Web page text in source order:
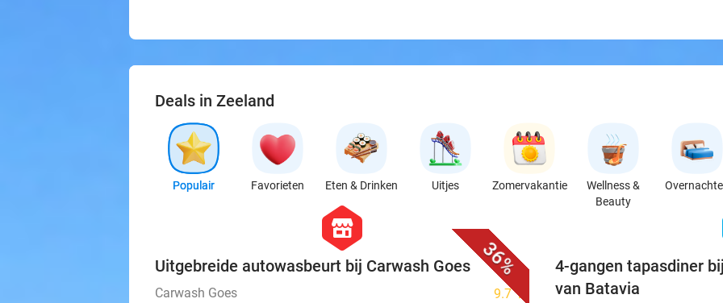
Deals in Zeeland
Populair Favorieten Eten & Drinken Uitjes Zomervakantie
Wellness &
Beauty
36%
hexagon
store
Uitgebreide autowasbeurt bij Carwash Goes
Carwash Goes 9.7star
4-gangen tapasdiner
van Batavia